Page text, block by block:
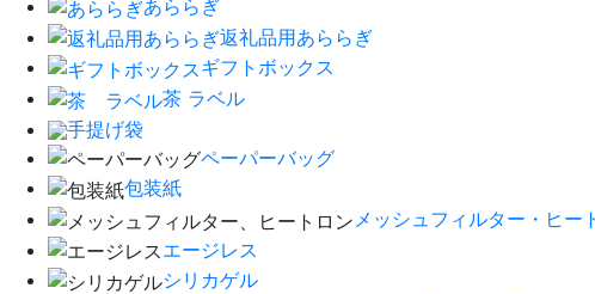
あららぎ
返礼品用あららぎ
ギフトボックス
茶 ラベル
手提げ袋
ペーパーバッグ
包装紙
メッシュフィルター・ヒー
エージレス
シリカゲル